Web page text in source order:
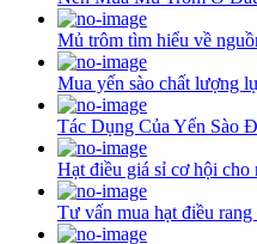
Mủ trôm tìm hiểu về
Mua yến sào chất lượng
Tác Dụng Của Yến Sào
Hạt điều giá sỉ cơ hội cho
Tư vấn mua hạt điều